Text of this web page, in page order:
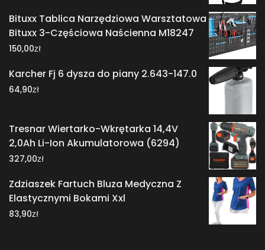
Bituxx Tablica Narzędziowa Warsztatowa
Bituxx 3-Częściowa Naścienna M18247
150,00zł
Karcher Fj 6 dysza do piany 2.643-147.0
64,90zł
Tresnar Wiertarko-Wkrętarka 14,4V
2,0Ah Li-Ion Akumulatorowa (6294)
327,00zł
Zdziaszek Fartuch Bluza Medyczna Z
Elastycznymi Bokami Xxl
83,90zł